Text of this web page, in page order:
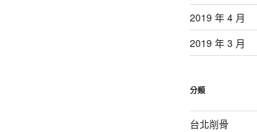
2019 年 4 月
2019 年 3 月
分類
台北削骨